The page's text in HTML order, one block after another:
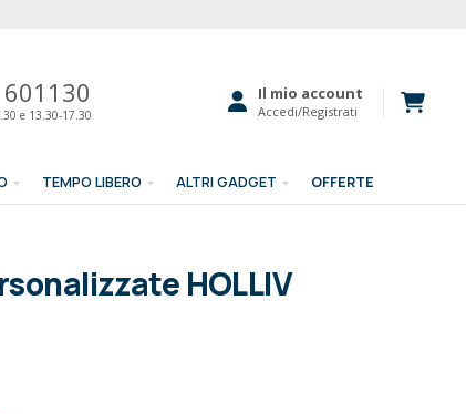
e 13.30-17.30
Il mio account
Accedi/Registrati
TEMPO LIBERO ALTRI GADGET OFFERTE
HOLLIV